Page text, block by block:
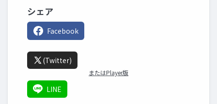
シェア
Facebook
(Twitter)
またはPlayer版
LINE